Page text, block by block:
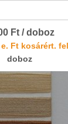
Ft / doboz
Ft kosárért.
doboz